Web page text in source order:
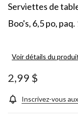
Serviettes de
Boo's, 6,5 po, paq.
Voir détails du
2,99 $
Inscrivez-vous